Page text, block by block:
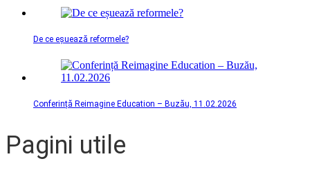
De ce eșuează reformele?
Conferință Reimagine Education – Buzău, 11.02.2026
Pagini utile